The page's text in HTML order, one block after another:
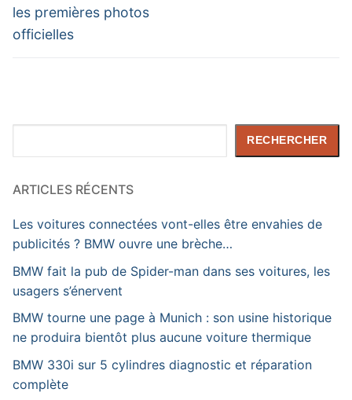
les premières photos
officielles
RECHERCHER
ARTICLES RÉCENTS
Les voitures connectées vont-elles être envahies de
publicités ? BMW ouvre une brèche…
BMW fait la pub de Spider-man dans ses voitures, les
usagers s’énervent
BMW tourne une page à Munich : son usine historique
ne produira bientôt plus aucune voiture thermique
BMW 330i sur 5 cylindres diagnostic et réparation
complète